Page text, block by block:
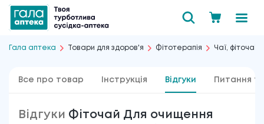
Гала аптека Товари для здоров'я Фітотерапія Чаї, фіточаї
Все про товар Інструкція Відгуки Питання та
Відгуки Фіточай Для очищення